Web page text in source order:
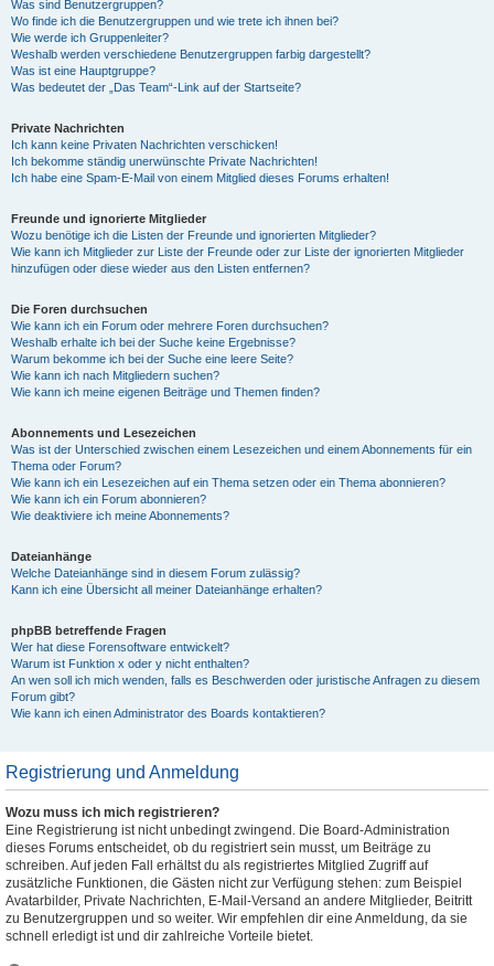
Was sind Benutzergruppen?
Wo finde ich die Benutzergruppen und wie trete ich ihnen bei?
Wie werde ich Gruppenleiter?
Weshalb werden verschiedene Benutzergruppen farbig dargestellt?
Was ist eine Hauptgruppe?
Was bedeutet der „Das Team“-Link auf der Startseite?
Private Nachrichten
Ich kann keine Privaten Nachrichten verschicken!
Ich bekomme ständig unerwünschte Private Nachrichten!
Ich habe eine Spam-E-Mail von einem Mitglied dieses Forums erhalten!
Freunde und ignorierte Mitglieder
Wozu benötige ich die Listen der Freunde und ignorierten Mitglieder?
Wie kann ich Mitglieder zur Liste der Freunde oder zur Liste der ignorierten Mitglieder
hinzufügen oder diese wieder aus den Listen entfernen?
Die Foren durchsuchen
Wie kann ich ein Forum oder mehrere Foren durchsuchen?
Weshalb erhalte ich bei der Suche keine Ergebnisse?
Warum bekomme ich bei der Suche eine leere Seite?
Wie kann ich nach Mitgliedern suchen?
Wie kann ich meine eigenen Beiträge und Themen finden?
Abonnements und Lesezeichen
Was ist der Unterschied zwischen einem Lesezeichen und einem Abonnements für ein
Thema oder Forum?
Wie kann ich ein Lesezeichen auf ein Thema setzen oder ein Thema abonnieren?
Wie kann ich ein Forum abonnieren?
Wie deaktiviere ich meine Abonnements?
Dateianhänge
Welche Dateianhänge sind in diesem Forum zulässig?
Kann ich eine Übersicht all meiner Dateianhänge erhalten?
phpBB betreffende Fragen
Wer hat diese Forensoftware entwickelt?
Warum ist Funktion x oder y nicht enthalten?
An wen soll ich mich wenden, falls es Beschwerden oder juristische Anfragen zu diesem
Forum gibt?
Wie kann ich einen Administrator des Boards kontaktieren?
Registrierung und Anmeldung
Wozu muss ich mich registrieren?
Eine Registrierung ist nicht unbedingt zwingend. Die Board-Administration
dieses Forums entscheidet, ob du registriert sein musst, um Beiträge zu
schreiben. Auf jeden Fall erhältst du als registriertes Mitglied Zugriff auf
zusätzliche Funktionen, die Gästen nicht zur Verfügung stehen: zum Beispiel
Avatarbilder, Private Nachrichten, E-Mail-Versand an andere Mitglieder, Beitritt
zu Benutzergruppen und so weiter. Wir empfehlen dir eine Anmeldung, da sie
schnell erledigt ist und dir zahlreiche Vorteile bietet.